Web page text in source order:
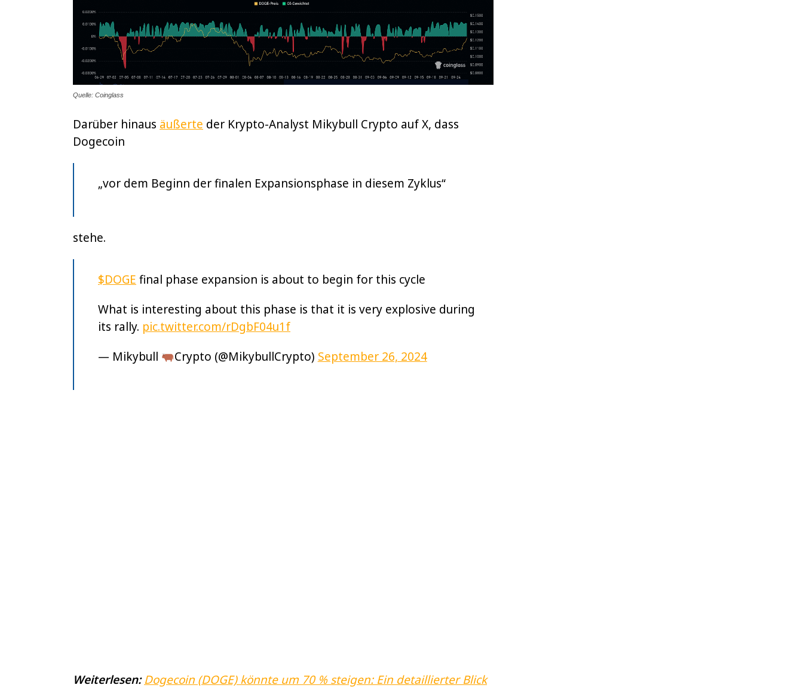
Quelle: Coinglass
Darüber hinaus äußerte der Krypto-Analyst Mikybull Crypto auf X, dass
Dogecoin
„vor dem Beginn der finalen Expansionsphase in diesem Zyklus“
stehe.
$DOGE final phase expansion is about to begin for this cycle
What is interesting about this phase is that it is very explosive during
its rally. pic.twitter.com/rDgbF04u1f
— Mikybull
Crypto (@MikybullCrypto) September 26, 2024
Weiterlesen:Dogecoin (DOGE) könnte um 70 % steigen: Ein detaillierter Blick